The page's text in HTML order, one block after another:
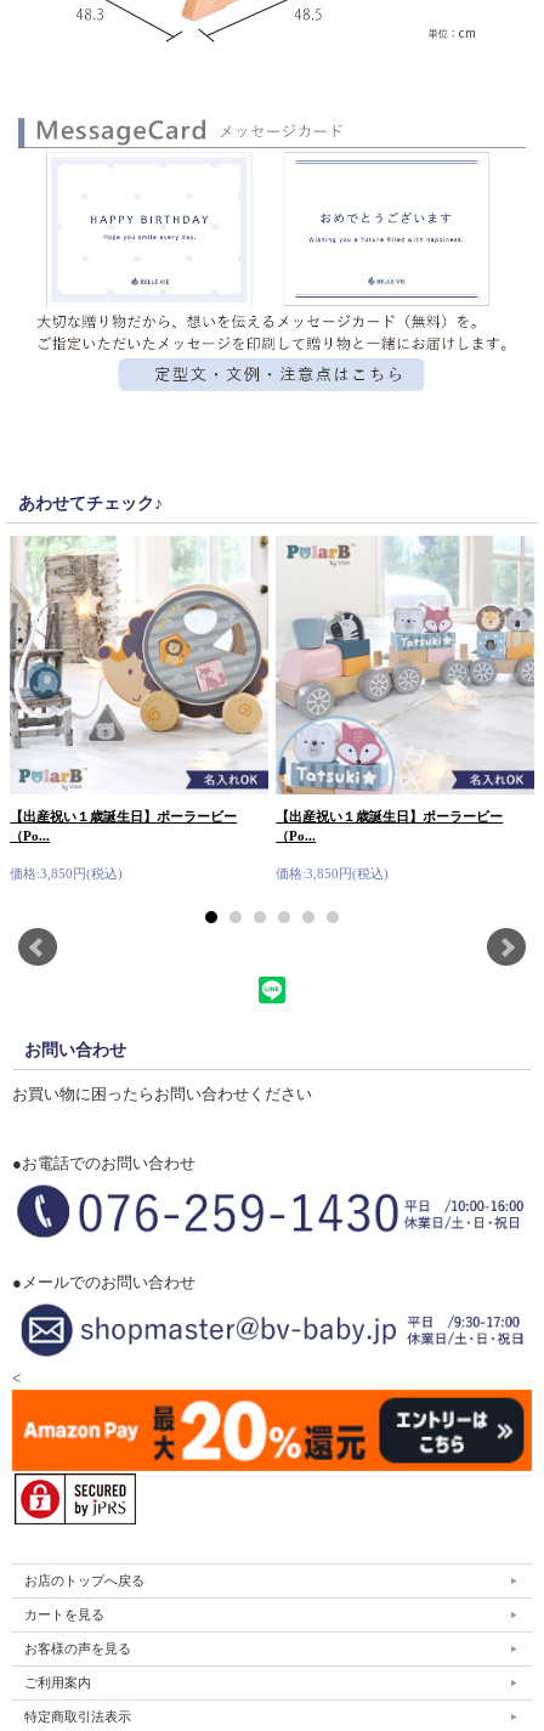
あわせてチェック♪
【出産祝い１歳誕生日】ポーラービー
（Po...
価格:3,850円(税込)
【出産祝い１歳誕生日】ポーラービー
（Po...
価格:3,850円(税込)
お問い合わせ
お買い物に困ったらお問い合わせください
●お電話でのお問い合わせ
●メールでのお問い合わせ
<
お店のトップへ戻る
カートを見る
お客様の声を見る
ご利用案内
特定商取引法表示